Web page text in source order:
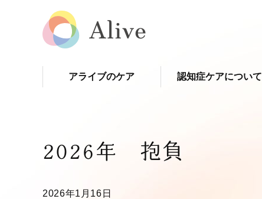
アライブのケア 認知症ケアについて
2026年 抱負
2026年1月16日